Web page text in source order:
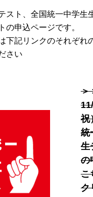
スト、全国統一中学生
の申込ページです。
下記リンクのそれぞれ
さい
＞
祝
統
生
の
こ
ク